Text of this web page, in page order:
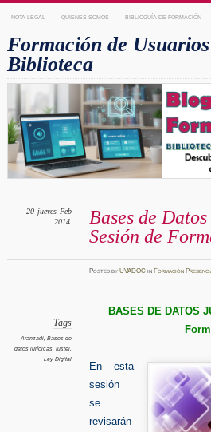
NOTA LEGAL QUIENES SOMOS BIBLIOGUÍA DE FORMACIÓN
Formación de
Biblioteca
Bases de
Sesión de
20 jueves Feb
2014
PostedbyUVADOC inFormación
Tags
Aranzadi, Bases de
datos jurícicas, Iustel,
Ley Digital
BASES DE DATOS
En esta
sesión
se
revisarán